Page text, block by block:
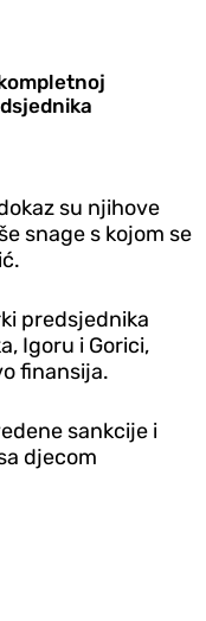
su njihove
snage s kojom se
predsjednika
Igoru i Gorici,
finansija.
sankcije i
djecom